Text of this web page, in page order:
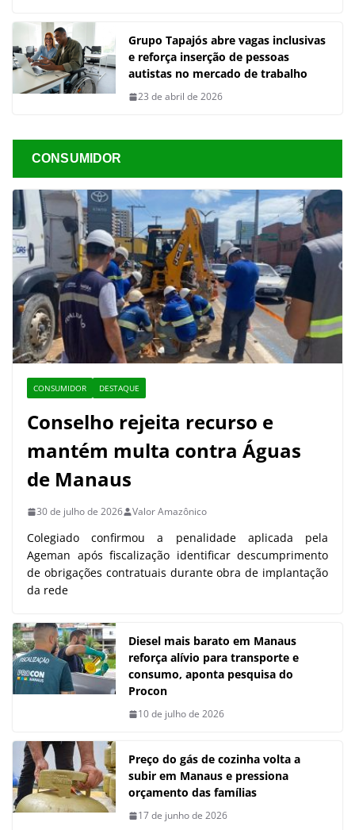
Grupo Tapajós abre vagas inclusivas
e reforça inserção de pessoas
autistas no mercado de trabalho
23 de abril de 2026
CONSUMIDOR
CONSUMIDOR DESTAQUE
Conselho rejeita recurso e
mantém multa contra Águas
de Manaus
30 de julho de 2026 Valor Amazônico
Colegiado confirmou a penalidade aplicada pela
Ageman após fiscalização identificar descumprimento
de obrigações contratuais durante obra de implantação
da rede
Diesel mais barato em Manaus
reforça alívio para transporte e
consumo, aponta pesquisa do
Procon
10 de julho de 2026
Preço do gás de cozinha volta a
subir em Manaus e pressiona
orçamento das famílias
17 de junho de 2026